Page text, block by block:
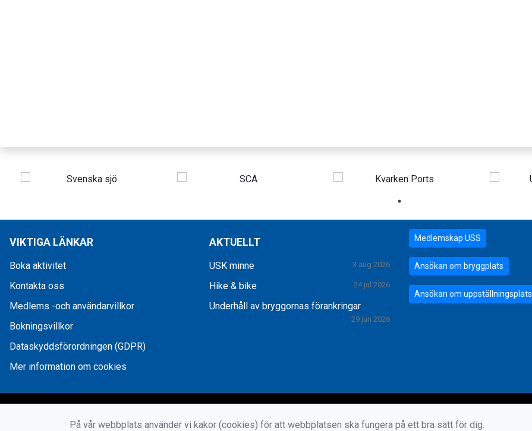
VIKTIGA LÄNKAR
Boka aktivitet
Kontakta oss
Medlems -och användarvillkor
Bokningsvillkor
Dataskyddsförordningen (GDPR)
Mer information om cookies
AKTUELLT
USK minne 3 aug 2026
Hike & bike 24 jul 2026
Underhåll av bryggornas förankringar
29 jun 2026
Medlemskap USS
Ansökan om bryggplats
Ansökan om uppställningsplats
På vår webbplats använder vi kakor (cookies) för att webbplatsen ska fungera på ett bra sätt för dig.